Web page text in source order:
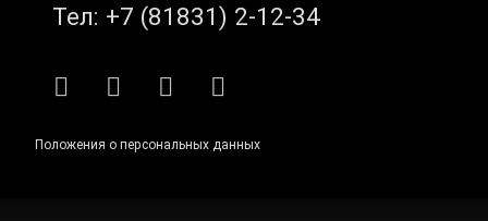
Тел: +7 (81831) 2-12-34
RSS E-mailВКонтакте
Telegram
Положения о персональных данных